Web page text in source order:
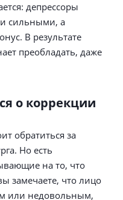
депрессоры
и сильными, а
В результате
преобладать, даже
о коррекции
обратиться за
Но есть
на то, что
замечаете, что лицо
или недовольным,